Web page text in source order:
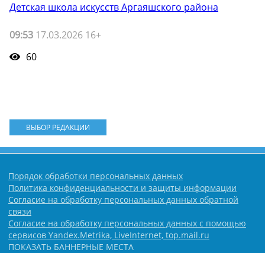
Детская школа искусств Аргаяшского района
09:53 17.03.2026 16+
60
ВЫБОР РЕДАКЦИИ
Порядок обработки персональных данных
Политика конфиденциальности и защиты информации
Согласие на обработку персональных данных обратной
связи
Согласие на обработку персональных данных с помощью
сервисов Yandex.Metrika, LiveInternet, top.mail.ru
ПОКАЗАТЬ БАННЕРНЫЕ МЕСТА